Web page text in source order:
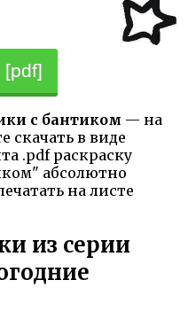
[pdf]
с бантиком — на
скачать в виде
.pdf раскраску
абсолютно
на листе
из серии